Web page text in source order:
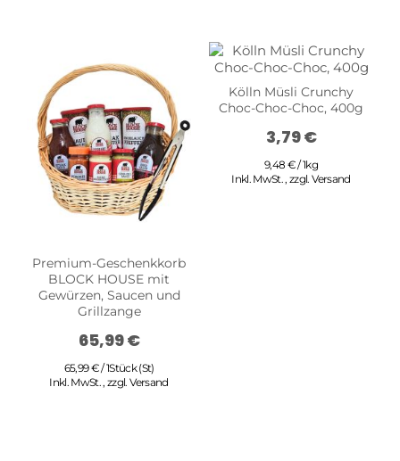
Premium-Geschenkkorb
BLOCK HOUSE mit
Gewürzen, Saucen und
Grillzange
65,99 €
65,99 € / 1Stück (St)
Inkl. MwSt.,zzgl.Versand
Kölln Müsli Crunchy
Choc-Choc-Choc, 400g
3,79 €
9,48 € / 1kg
Inkl. MwSt.,zzgl.Versand